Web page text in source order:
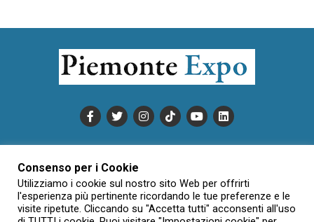
INFORMATIVA SULLA PRIVACY
CONDIZIONI DI UTILIZZO
DATI SOCIETARI
NOVAJO
CREDITS
CONTATTTI
Consenso per i Cookie
Utilizziamo i cookie sul nostro sito Web per offrirti
l'esperienza più pertinente ricordando le tue preferenze e le
visite ripetute. Cliccando su "Accetta tutti" acconsenti all'uso